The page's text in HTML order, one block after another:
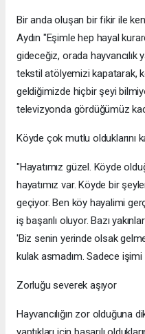
Bir anda oluşan bir fikir ile
Aydın "Eşimle hep hayal
gideceğiz, orada hayvancılık
tekstil atölyemizi kapatarak,
geldiğimizde hiçbir şeyi
televizyonda gördüğümüz
Köyde çok mutlu olduklarını
"Hayatımız güzel. Köyde
hayatımız var. Köyde bir
geçiyor. Ben köy hayalimi
iş başarılı oluyor. Bazı
'Biz senin yerinde olsak
kulak asmadım. Sadece işimi
Zorluğu severek aşıyor
Hayvancılığın zor olduğuna